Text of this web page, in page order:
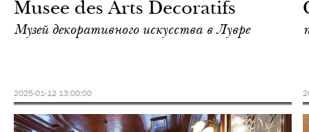
Musee des Arts Decoratifs
Музей декоративного искусства в Лувре
2025-01-12 13:00:00